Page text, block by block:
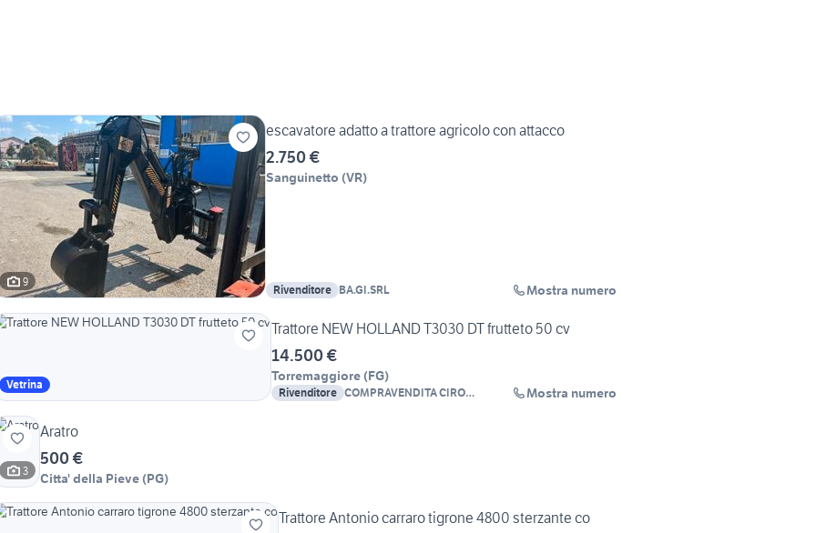
9
escavatore adatto a trattore agricolo con attacco
2.750 €
Sanguinetto (VR)
Rivenditore BA.GI.SRL Mostra numero
Vetrina
Trattore NEW HOLLAND T3030 DT frutteto 50 cv
14.500 €
Torremaggiore (FG)
Rivenditore COMPRAVENDITA CIRO
Mostra numero
3
Aratro
500 €
Citta' della Pieve (PG)
Trattore Antonio carraro tigrone 4800 sterzante co